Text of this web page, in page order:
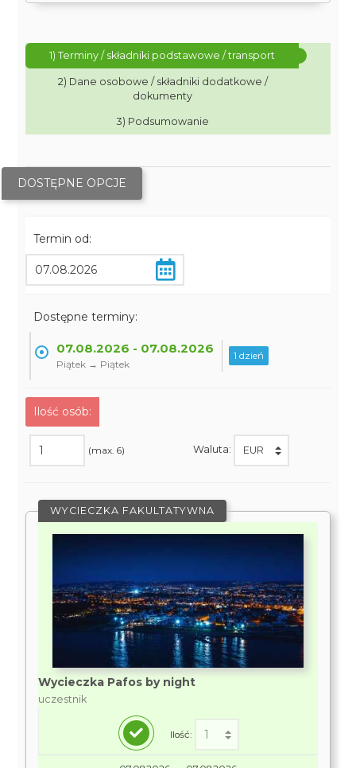
1) Terminy / składniki podstawowe / transport
2) Dane osobowe / składniki dodatkowe /
dokumenty
3) Podsumowanie
DOSTĘPNE OPCJE
Termin od:
Dostępne terminy:
07.08.2026 - 07.08.2026
Piątek → Piątek
1 dzień
Ilość osób:
(max. 6) Waluta:
WYCIECZKA FAKULTATYWNA
Wycieczka Pafos by night
uczestnik
Ilość: